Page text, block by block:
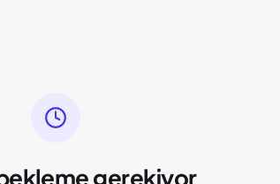
gerekiyor